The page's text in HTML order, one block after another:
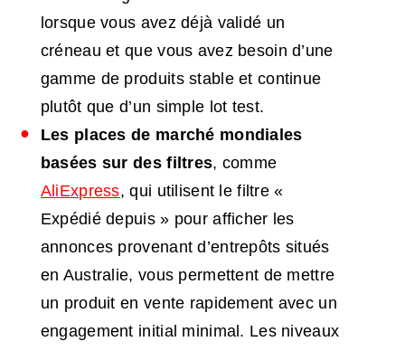
lorsque vous avez déjà validé un
créneau et que vous avez besoin d’une
gamme de produits stable et continue
plutôt que d’un simple lot test.
Les places de marché mondiales
basées sur des filtres, comme
AliExpress, qui utilisent le filtre «
Expédié depuis » pour afficher les
annonces provenant d’entrepôts situés
en Australie, vous permettent de mettre
un produit en vente rapidement avec un
engagement initial minimal. Les niveaux